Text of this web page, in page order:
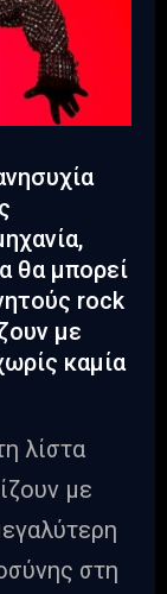
θα μπορεί
rock
με
καμία
λίστα
με
στη